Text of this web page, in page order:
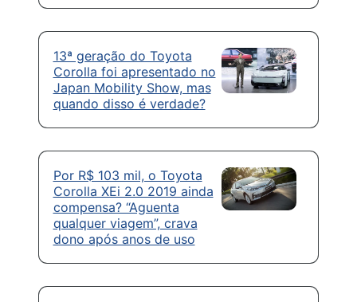
13ª geração do Toyota
Corolla foi apresentado no
Japan Mobility Show, mas
quando disso é verdade?
Por R$ 103 mil, o Toyota
Corolla XEi 2.0 2019 ainda
compensa? “Aguenta
qualquer viagem”, crava
dono após anos de uso